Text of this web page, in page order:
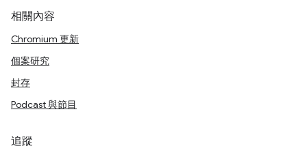
相關內容
Chromium 更新
個案研究
封存
Podcast 與節目
追蹤